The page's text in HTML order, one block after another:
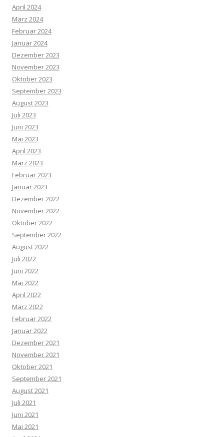
April 2024
März 2024
Februar 2024
Januar 2024
Dezember 2023
November 2023
Oktober 2023
September 2023
August 2023
Juli 2023
Juni 2023
Mai 2023
April 2023
März 2023
Februar 2023
Januar 2023
Dezember 2022
November 2022
Oktober 2022
September 2022
August 2022
Juli 2022
Juni 2022
Mai 2022
April 2022
März 2022
Februar 2022
Januar 2022
Dezember 2021
November 2021
Oktober 2021
September 2021
August 2021
Juli 2021
Juni 2021
Mai 2021